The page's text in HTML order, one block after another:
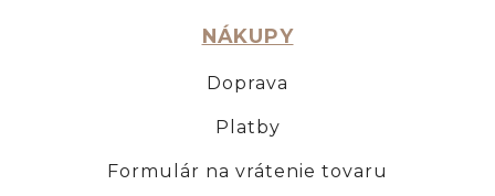
NÁKUPY
Doprava
Platby
Formulár na vrátenie tovaru